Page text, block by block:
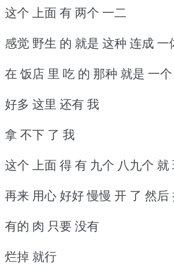
这个 上面 有 两个 一二
感觉 野生 的 就是 这种 连成 一
在 饭店 里 吃 的 那种 就是 一
好多 这里 还有 我
拿 不下 了 我
这个 上面 得 有 九个 八九个 就
再来 用心 好好 慢慢 开 了 然后
有的 肉 只要 没有
烂掉 就行